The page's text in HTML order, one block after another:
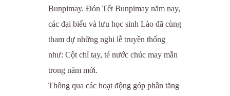
Bunpimay. Đón Tết Bunpimay năm nay,
các đại biểu và lưu học sinh Lào đã cùng
tham dự những nghi lễ truyền thống
như: Cột chỉ tay, té nước chúc may mắn
trong năm mới.
Thông qua các hoạt động góp phần tăng